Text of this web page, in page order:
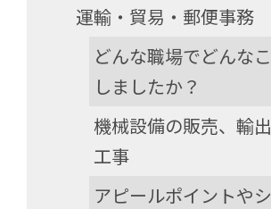
運輸・貿易・郵便事務
どんな職場でどんな
しましたか？
機械設備の販売、輸
工事
アピールポイントや